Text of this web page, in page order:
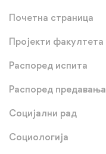
Почетна страница
Пројекти факултета
Распоред испита
Распоред предавања
Социјални рад
Социологија